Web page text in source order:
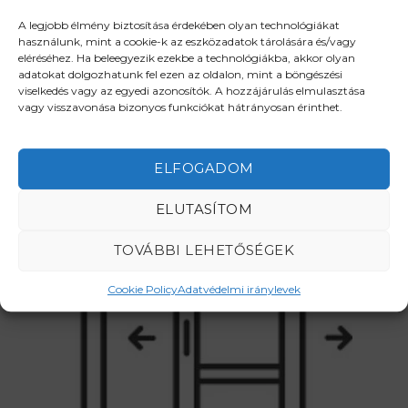
A legjobb élmény biztosítása érdekében olyan technológiákat
használunk, mint a cookie-k az eszközadatok tárolására és/vagy
eléréséhez. Ha beleegyezik ezekbe a technológiákba, akkor olyan
adatokat dolgozhatunk fel ezen az oldalon, mint a böngészési
viselkedés vagy az egyedi azonosítók. A hozzájárulás elmulasztása
vagy visszavonása bizonyos funkciókat hátrányosan érinthet.
ELFOGADOM
ELUTASÍTOM
TOVÁBBI LEHETŐSÉGEK
Cookie PolicyAdatvédelmi iránylevek